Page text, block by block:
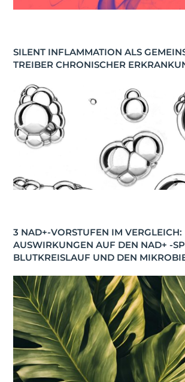
SILENT INFLAMMATION ALS
TREIBER CHRONISCHER
3 NAD+-VORSTUFEN IM VERGLEICH:
AUSWIRKUNGEN AUF DEN NAD+ -
BLUTKREISLAUF UND DEN